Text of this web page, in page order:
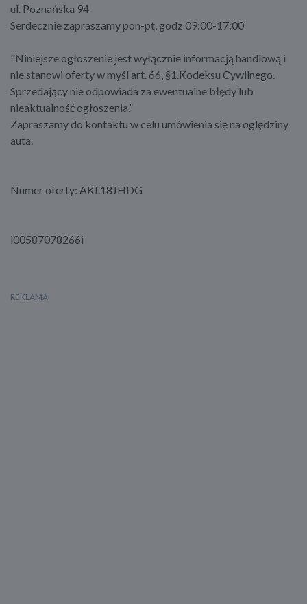
ul. Poznańska 94
Serdecznie zapraszamy pon-pt, godz 09:00-17:00
"Niniejsze ogłoszenie jest wyłącznie informacją handlową i
nie stanowi oferty w myśl art. 66, §1.Kodeksu Cywilnego.
Sprzedający nie odpowiada za ewentualne błędy lub
nieaktualność ogłoszenia.”
Zapraszamy do kontaktu w celu umówienia się na oględziny
auta.
Numer oferty: AKL18JHDG
i00587078266i